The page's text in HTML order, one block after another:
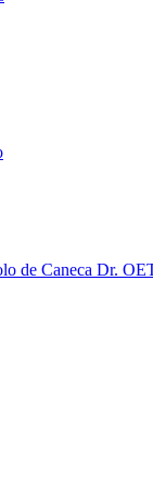
de Caneca Dr.